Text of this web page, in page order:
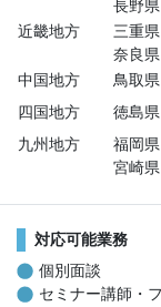
長野県
近畿地方
三重県
奈良県
中国地方
鳥取県
四国地方
徳島県
九州地方
福岡県
宮崎県
対応可能業務
個別面談
セミナー講師・